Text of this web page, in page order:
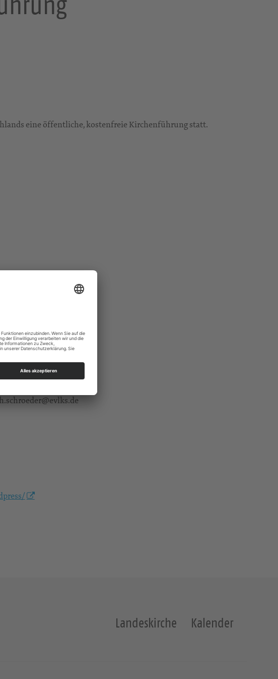
eine öffentliche, kostenfreie Kirchenführung statt.
Landeskirche Kalender